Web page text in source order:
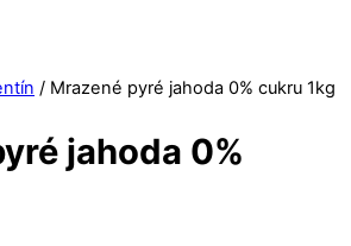
/ Mrazené pyré jahoda 0% cukru 1kg
jahoda 0%